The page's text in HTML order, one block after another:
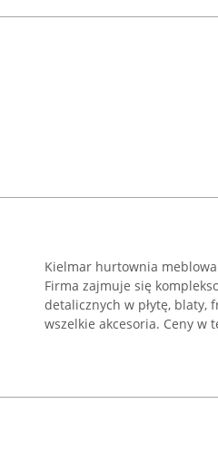
Kielmar hurtownia
Firma zajmuje się
detalicznych w płytę, blaty,
wszelkie akcesoria. Ceny w